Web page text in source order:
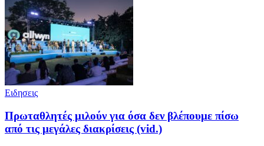
Ειδησεις
Πρωταθλητές μιλούν για όσα δεν βλέπουμε πίσω
από τις μεγάλες διακρίσεις (vid.)